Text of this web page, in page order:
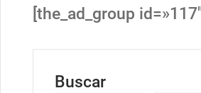
[the_ad_group
Buscar